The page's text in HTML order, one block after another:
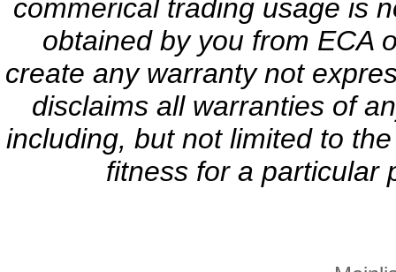
commerical trading usage is
obtained by you from ECA
create any warranty not
disclaims all warranties of
including, but not limited to
fitness for a particular